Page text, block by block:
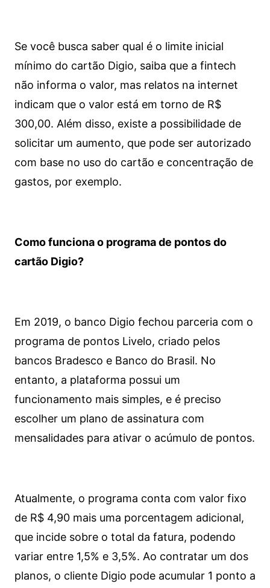
Se você busca saber qual é o limite inicial
mínimo do cartão Digio, saiba que a fintech
não informa o valor, mas relatos na internet
indicam que o valor está em torno de R$
300,00. Além disso, existe a possibilidade de
solicitar um aumento, que pode ser autorizado
com base no uso do cartão e concentração de
gastos, por exemplo.
Como funciona o programa de pontos do
cartão Digio?
Em 2019, o banco Digio fechou parceria com o
programa de pontos Livelo, criado pelos
bancos Bradesco e Banco do Brasil. No
entanto, a plataforma possui um
funcionamento mais simples, e é preciso
escolher um plano de assinatura com
mensalidades para ativar o acúmulo de pontos.
Atualmente, o programa conta com valor fixo
de R$ 4,90 mais uma porcentagem adicional,
que incide sobre o total da fatura, podendo
variar entre 1,5% e 3,5%. Ao contratar um dos
planos, o cliente Digio pode acumular 1 ponto a